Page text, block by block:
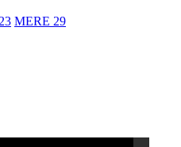
MERE 29